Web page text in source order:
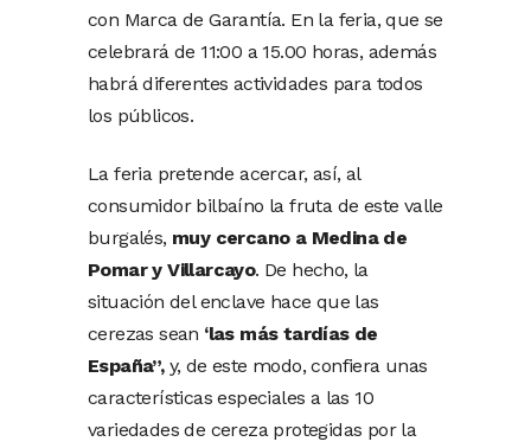
con Marca de Garantía. En la feria, que se
celebrará de 11:00 a 15.00 horas, además
habrá diferentes actividades para todos
los públicos.
La feria pretende acercar, así, al
consumidor bilbaíno la fruta de este valle
burgalés, muy cercano a Medina de
Pomar y Villarcayo. De hecho, la
situación del enclave hace que las
cerezas sean ‘las más tardías de
España”, y, de este modo, confiera unas
características especiales a las 10
variedades de cereza protegidas por la